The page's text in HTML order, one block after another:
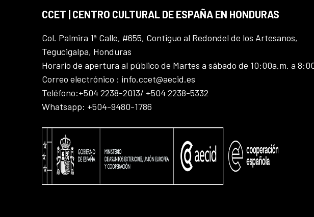
CCET | CENTRO CULTURAL DE ESPAÑA EN HONDURAS
Col. Palmira 1ª Calle, #655, Contiguo al Redondel de los Artesanos,
Tegucigalpa, Honduras
Horario de apertura al público de Martes a sábado de 10:00a.m. a
Correo electrónico : info.ccet@aecid.es
Teléfono:+504 2238-2013/ +504 2238-5332
Whatsapp: +504-9480-1786